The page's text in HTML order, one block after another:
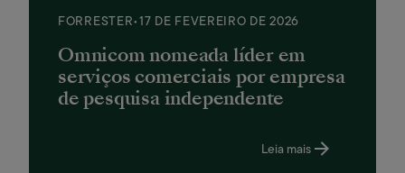
FORRESTER•17 DE FEVEREIRO DE 2026
Omnicom nomeada líder em
serviços comerciais por empresa
de pesquisa independente
Leia mais